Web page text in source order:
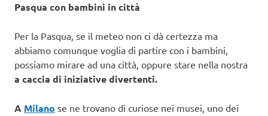
Pasqua con bambini in città
Per la Pasqua, se il meteo non ci dà certezza ma
abbiamo comunque voglia di partire con i bambini,
possiamo mirare ad una città, oppure stare nella nostra
a caccia di iniziative divertenti.
A Milano se ne trovano di curiose nei musei, uno dei